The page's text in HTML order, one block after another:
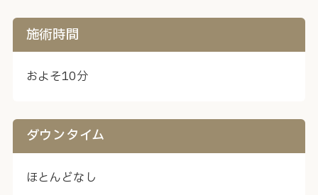
施術時間
およそ10分
ダウンタイム
ほとんどなし